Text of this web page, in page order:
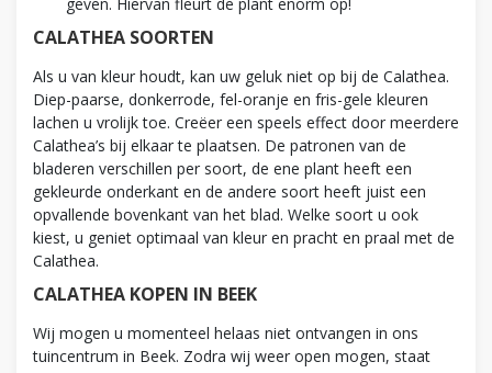
CALATHEA SOORTEN
Als u van kleur houdt, kan uw geluk niet op bij de Calathea.
Diep-paarse, donkerrode, fel-oranje en fris-gele kleuren
lachen u vrolijk toe. Creëer een speels effect door meerdere
Calathea’s bij elkaar te plaatsen. De patronen van de
bladeren verschillen per soort, de ene plant heeft een
gekleurde onderkant en de andere soort heeft juist een
opvallende bovenkant van het blad. Welke soort u ook
kiest, u geniet optimaal van kleur en pracht en praal met de
Calathea.
CALATHEA KOPEN IN BEEK
Wij mogen u momenteel helaas niet ontvangen in ons
tuincentrum in Beek. Zodra wij weer open mogen, staat